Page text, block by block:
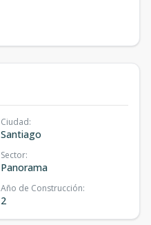
Ciudad:
Santiago
Sector:
Panorama
Año de Construcción:
2